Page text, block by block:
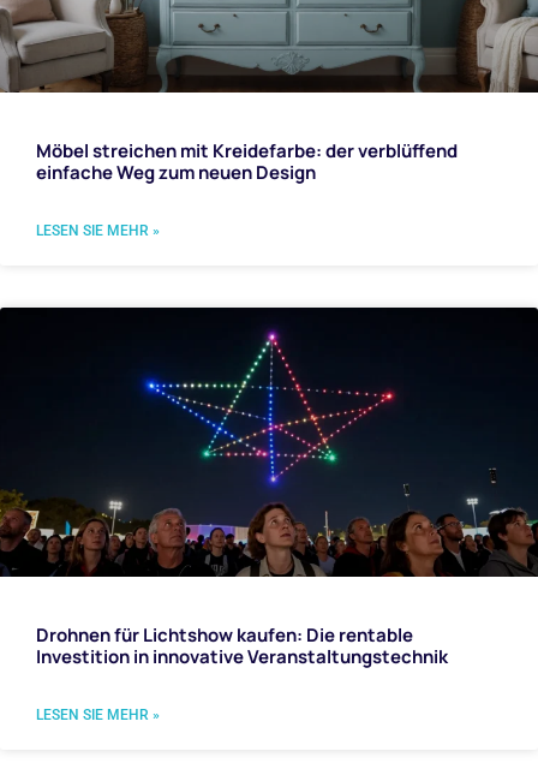
Möbel streichen mit Kreidefarbe: der verblüffend
einfache Weg zum neuen Design
LESEN SIE MEHR »
Drohnen für Lichtshow kaufen: Die rentable
Investition in innovative Veranstaltungstechnik
LESEN SIE MEHR »